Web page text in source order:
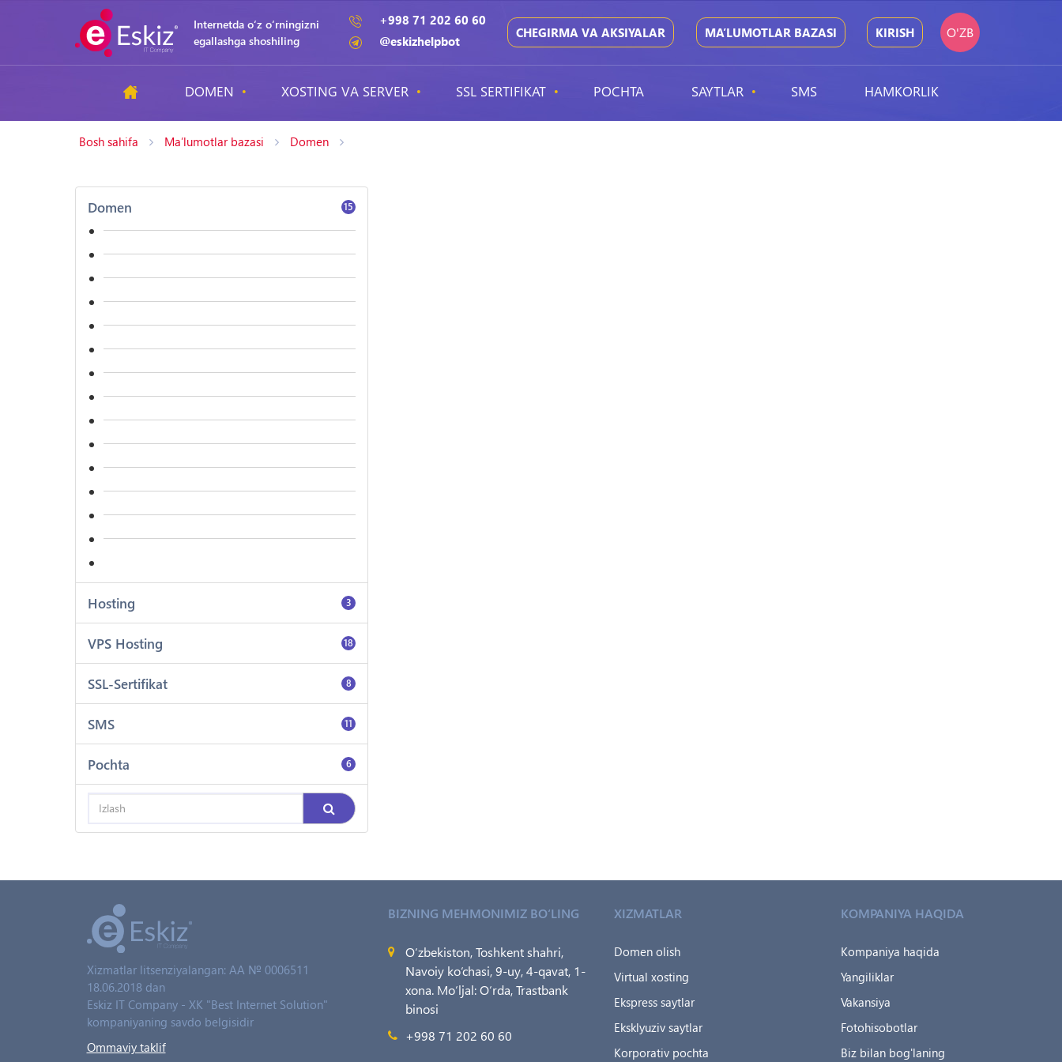
Internetda o‘z o‘rningizni
egallashga shoshiling
+998 71 202 60 60
@eskizhelpbot
CHEGIRMA VA AKSIYALAR MA’LUMOTLAR BAZASI KIRISH O'ZB
DOMEN XOSTING VA SERVER SSL SERTIFIKAT POCHTA SAYTLAR SMS HAMKORLIK
Bosh sahifa Ma’lumotlar bazasi Domen
Domen 15
Hosting 3
VPS Hosting 18
SSL-Sertifikat 8
SMS 11
Pochta 6
Xizmatlar litsenziyalangan: AA № 0006511
18.06.2018 dan
Eskiz IT Company - XK "Best Internet Solution"
kompaniyaning savdo belgisidir
Ommaviy taklif
BIZNING MEHMONIMIZ BO‘LING
O‘zbekiston, Toshkent shahri,
Navoiy ko‘chasi, 9-uy, 4-qavat, 1-
xona. Mo‘ljal: O‘rda, Trastbank
binosi
+998 71 202 60 60
XIZMATLAR
Domen olish
Virtual xosting
Ekspress saytlar
Eksklyuziv saytlar
Korporativ pochta
KOMPANIYA HAQIDA
Kompaniya haqida
Yangiliklar
Vakansiya
Fotohisobotlar
Biz bilan bog'laning